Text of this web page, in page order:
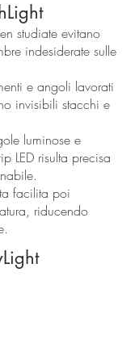
studiate evitano
indesiderate sulle
e angoli lavorati
invisibili stacchi e
luminose e
LED risulta precisa
facilita poi
riducendo